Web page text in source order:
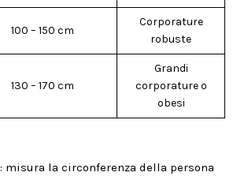
100 – 150 cm
Corporature
robuste
130 – 170 cm
Grandi
corporature o
obesi
: misura la circonferenza della persona